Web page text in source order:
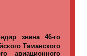
звена 46-го
Таманского
авиационного